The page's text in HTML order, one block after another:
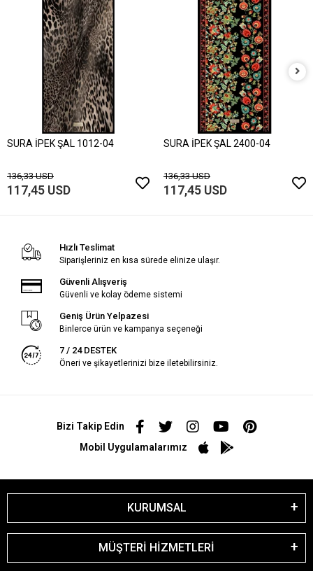
SURA İPEK ŞAL 1012-04
136,33 USD
117,45 USD
SURA İPEK ŞAL 2400-04
136,33 USD
117,45 USD
Hızlı Teslimat
Siparişleriniz en kısa sürede elinize ulaşır.
Güvenli Alışveriş
Güvenli ve kolay ödeme sistemi
Geniş Ürün Yelpazesi
Binlerce ürün ve kampanya seçeneği
7 / 24 DESTEK
Öneri ve şikayetlerinizi bize iletebilirsiniz.
Bizi Takip Edin
Mobil Uygulamalarımız
KURUMSAL
MÜŞTERİ HİZMETLERİ